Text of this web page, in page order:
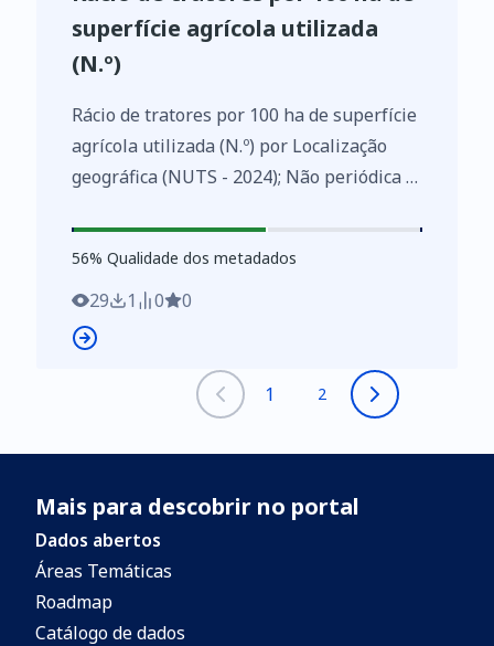
superfície agrícola utilizada
(N.º)
Rácio de tratores por 100 ha de superfície
agrícola utilizada (N.º) por Localização
geográfica (NUTS - 2024); Não periódica -
https://www.ine.pt/xurl/indx/0013144/PT
56%
56% Qualidade dos metadados
29 1 0 0
1 2
Mais para descobrir no portal
Dados abertos
Áreas Temáticas
Roadmap
Catálogo de dados